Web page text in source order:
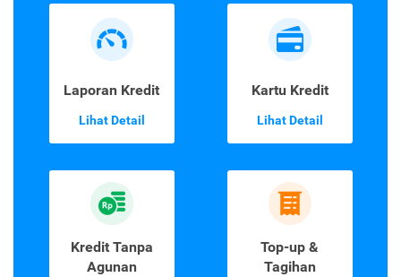
Laporan Kredit
Lihat Detail
Kartu Kredit
Lihat Detail
Kredit Tanpa
Agunan
Top-up &
Tagihan